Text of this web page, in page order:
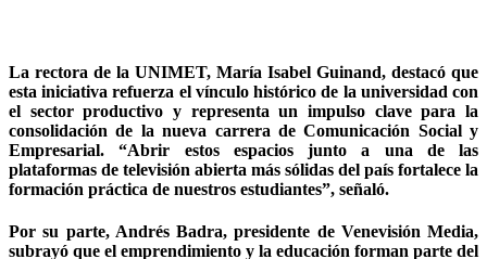
La rectora de la UNIMET, María Isabel Guinand, destacó que
esta iniciativa refuerza el vínculo histórico de la universidad con
el sector productivo y representa un impulso clave para la
consolidación de la nueva carrera de Comunicación Social y
Empresarial. “Abrir estos espacios junto a una de las
plataformas de televisión abierta más sólidas del país fortalece la
formación práctica de nuestros estudiantes”, señaló.
Por su parte, Andrés Badra, presidente de Venevisión Media,
subrayó que el emprendimiento y la educación forman parte del